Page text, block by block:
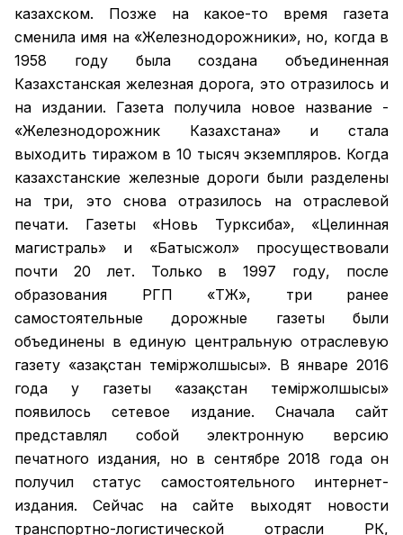
казахском. Позже на какое-то время газета
сменила имя на «Железнодорожники», но, когда в
1958 году была создана объединенная
Казахстанская железная дорога, это отразилось и
на издании. Газета получила новое название -
«Железнодорожник Казахстана» и стала
выходить тиражом в 10 тысяч экземпляров. Когда
казахстанские железные дороги были разделены
на три, это снова отразилось на отраслевой
печати. Газеты «Новь Турксиба», «Целинная
магистраль» и «Батысжол» просуществовали
почти 20 лет. Только в 1997 году, после
образования РГП «ҚТЖ», три ранее
самостоятельные дорожные газеты были
объединены в единую центральную отраслевую
газету «Қазақстан темiржолшысы». В январе 2016
года у газеты «Қазақстан теміржолшысы»
появилось сетевое издание. Сначала сайт
представлял собой электронную версию
печатного издания, но в сентябре 2018 года он
получил статус самостоятельного интернет-
издания. Сейчас на сайте выходят новости
транспортно-логистической отрасли РК,